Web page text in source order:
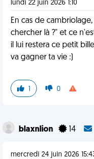
lundi 22 juin 2026 1:10
En cas de
chercher là ?" et ce
il lui restera ce petit
va gagner ta vie :)
1 0
blaxnlion 14
mercredi 24 juin 2026